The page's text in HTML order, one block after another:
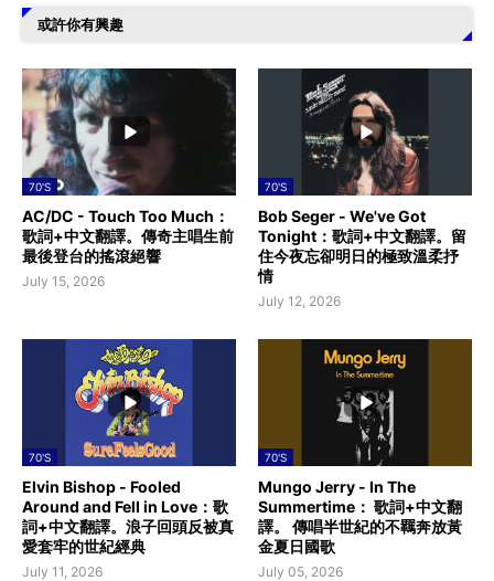
或許你有興趣
70'S
AC/DC - Touch Too Much：
歌詞+中文翻譯。傳奇主唱生前
最後登台的搖滾絕響
July 15, 2026
70'S
Bob Seger - We've Got
Tonight：歌詞+中文翻譯。留
住今夜忘卻明日的極致溫柔抒
情
July 12, 2026
70'S
Elvin Bishop - Fooled
Around and Fell in Love：歌
詞+中文翻譯。浪子回頭反被真
愛套牢的世紀經典
July 11, 2026
70'S
Mungo Jerry - In The
Summertime： 歌詞+中文翻
譯。 傳唱半世紀的不羈奔放黃
金夏日國歌
July 05, 2026